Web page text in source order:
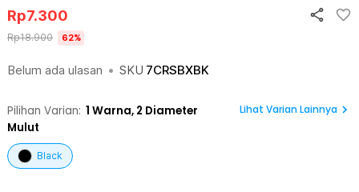
Belum ada ulasan • SKU 7CRSBXBK
Rp7.300
Rp18.900 62%
Pilihan Varian: 1 Warna, 2 Diameter
Mulut
Lihat Varian Lainnya
Black